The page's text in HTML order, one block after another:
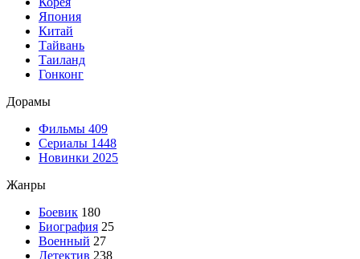
Япония
Китай
Тайвань
Таиланд
Гонконг
Дорамы
Фильмы 409
Сериалы 1448
Новинки 2025
Жанры
Боевик 180
Биография 25
Военный 27
Детектив 238